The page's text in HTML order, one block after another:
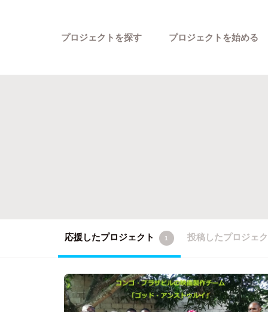
プロジェクトを探す プロジェクトを始める
応援したプロジェクト 1 投稿したプロジェ